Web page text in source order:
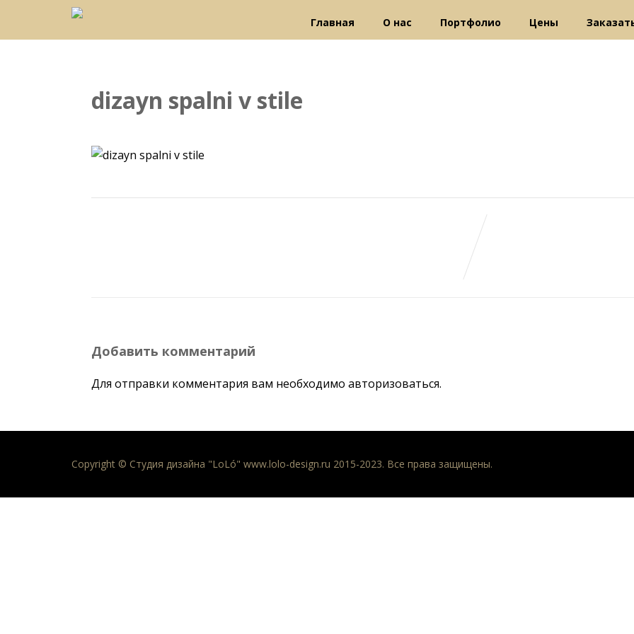
Главная О нас Портфолио Цены
dizayn spalni v stile
Добавить комментарий
Для отправки комментария вам необходимоавторизоваться.
Copyright © Студия дизайна "LoLó" www.lolo-design.ru 2015-2023. Все права защищены.